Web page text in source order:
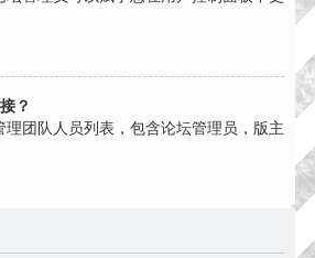
？
团队人员列表，包含论坛管理员，版主